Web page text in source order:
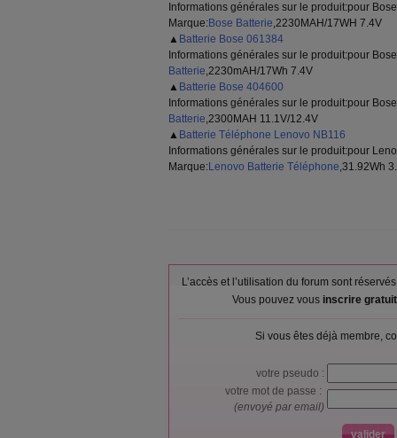
Informations générales sur le produit:pour
Marque:Bose Batterie,2230MAH/17WH 7.4V
▲ Batterie Bose 061384
Informations générales sur le produit:pour
Batterie,2230mAH/17Wh 7.4V
▲ Batterie Bose 404600
Informations générales sur le produit:pour
Batterie,2300MAH 11.1V/12.4V
▲ Batterie Téléphone Lenovo NB116
Informations générales sur le produit:pour
Marque:Lenovo Batterie Téléphone,31.92Wh
L’accès et l’utilisation du forum sont
Vous pouvez vous inscrire
Si vous êtes déjà membre,
votre pseudo :
votre mot de passe :
(envoyé par email)